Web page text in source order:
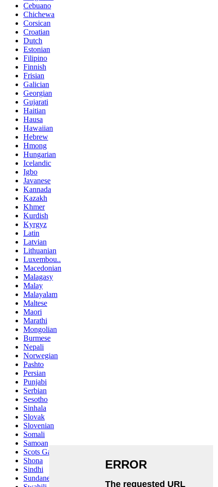
Cebuano
Chichewa
Corsican
Croatian
Dutch
Estonian
Filipino
Finnish
Frisian
Galician
Georgian
Gujarati
Haitian
Hausa
Hawaiian
Hebrew
Hmong
Hungarian
Icelandic
Igbo
Javanese
Kannada
Kazakh
Khmer
Kurdish
Kyrgyz
Latin
Latvian
Lithuanian
Luxembou..
Macedonian
Malagasy
Malay
Malayalam
Maltese
Maori
Marathi
Mongolian
Burmese
Nepali
Norwegian
Pashto
Persian
Punjabi
Serbian
Sesotho
Sinhala
Slovak
Slovenian
Somali
Samoan
Scots Gaelic
Shona
Sindhi
Sundanese